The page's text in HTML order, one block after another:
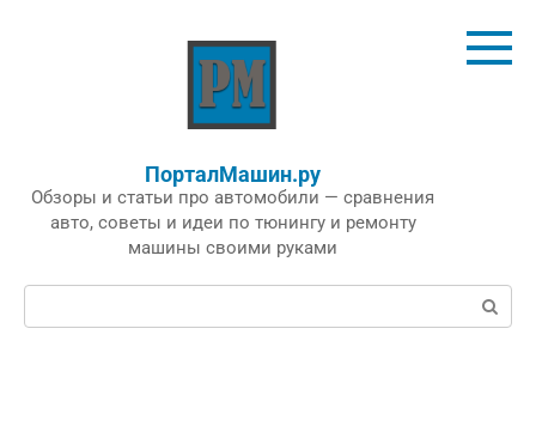
ПорталМашин.ру
Обзоры и статьи про автомобили — сравнения
авто, советы и идеи по тюнингу и ремонту
машины своими руками
Поиск: